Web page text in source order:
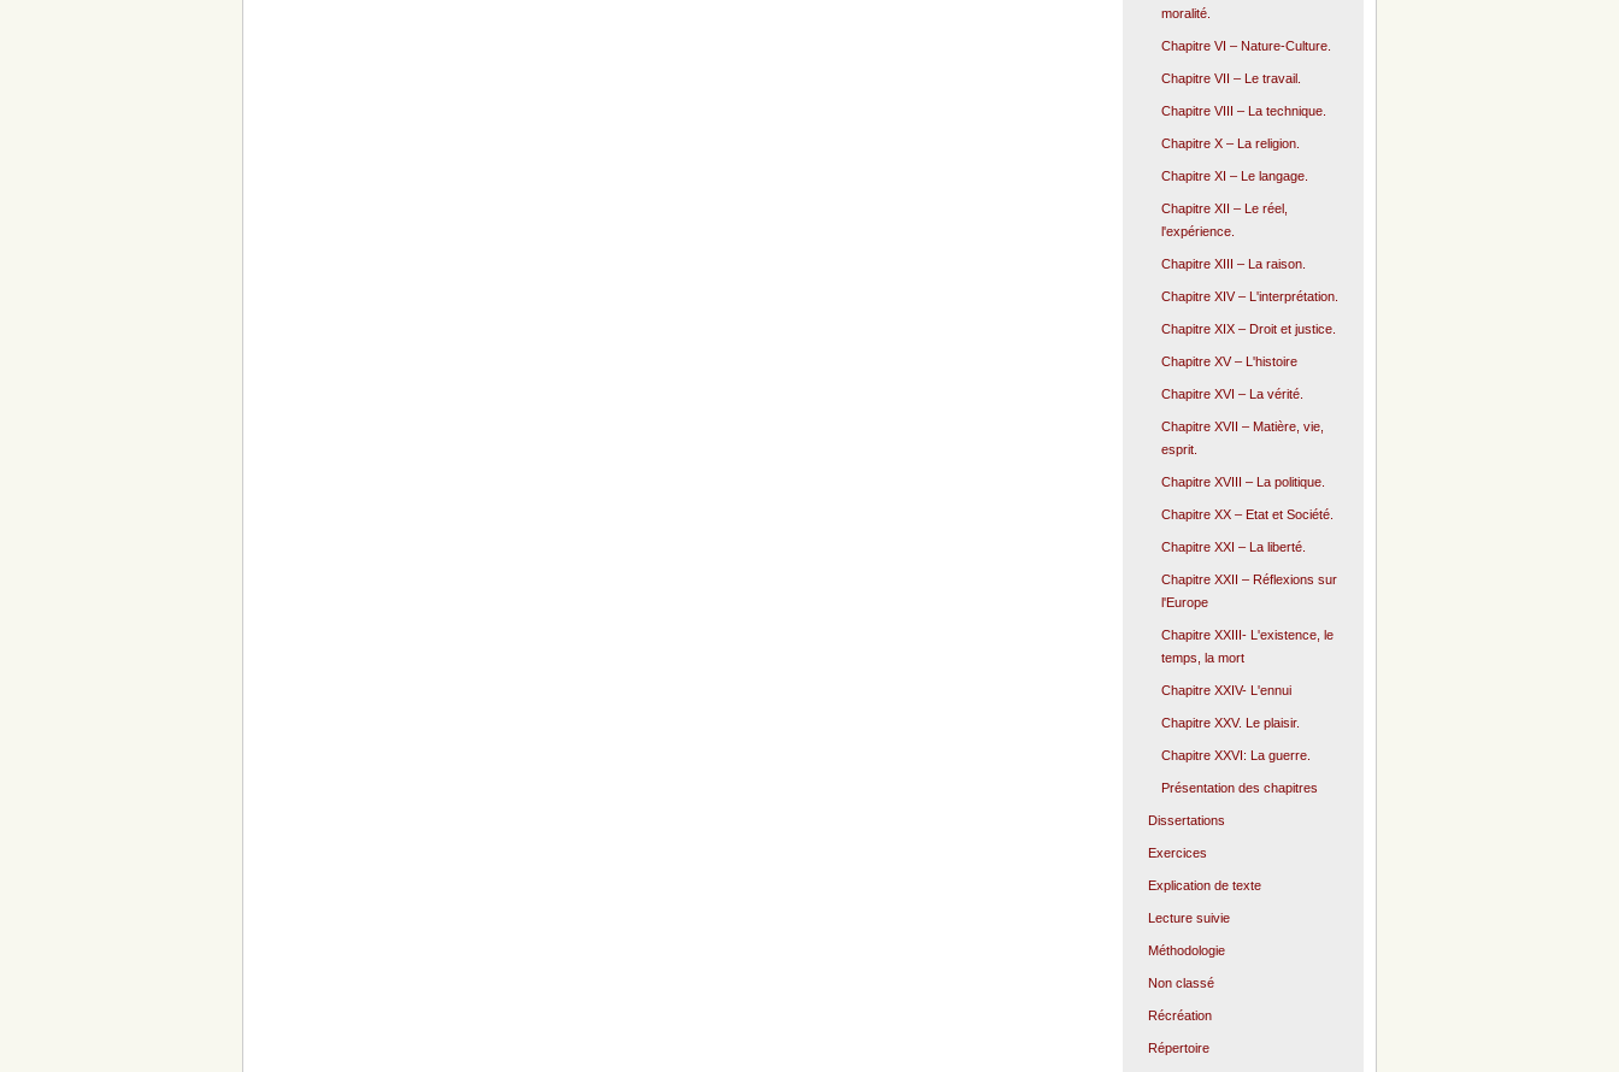
moralité.
Chapitre VI – Nature-Culture.
Chapitre VII – Le travail.
Chapitre VIII – La technique.
Chapitre X – La religion.
Chapitre XI – Le langage.
Chapitre XII – Le réel,
l'expérience.
Chapitre XIII – La raison.
Chapitre XIV – L'interprétation.
Chapitre XIX – Droit et justice.
Chapitre XV – L'histoire
Chapitre XVI – La vérité.
Chapitre XVII – Matière, vie,
esprit.
Chapitre XVIII – La politique.
Chapitre XX – Etat et Société.
Chapitre XXI – La liberté.
Chapitre XXII – Réflexions sur
l'Europe
Chapitre XXIII- L'existence, le
temps, la mort
Chapitre XXIV- L'ennui
Chapitre XXV. Le plaisir.
Chapitre XXVI: La guerre.
Présentation des chapitres
Dissertations
Exercices
Explication de texte
Lecture suivie
Méthodologie
Non classé
Récréation
Répertoire